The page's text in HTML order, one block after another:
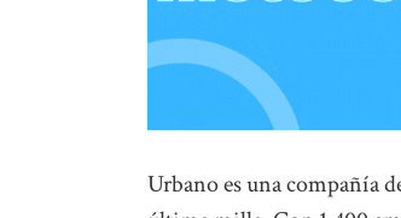
Urbano es una compañía